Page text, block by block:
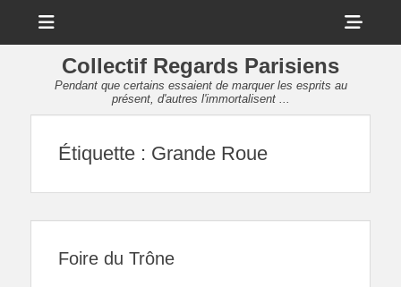
Collectif Regards Parisiens
Pendant que certains essaient de marquer les esprits au
présent, d'autres l'immortalisent ...
Étiquette : Grande Roue
Foire du Trône